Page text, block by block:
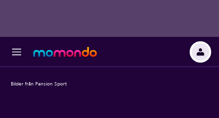
Bilder från Pansion Sport